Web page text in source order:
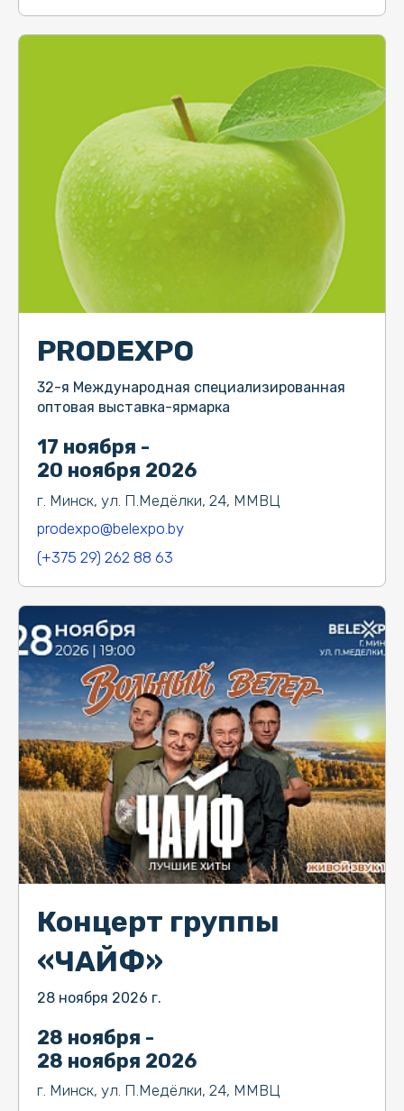
17 ноября -
20 ноября 2026
г. Минск, ул. П.Медёлки, 24, ММВЦ
prodexpo@belexpo.by
(+375 29) 262 88 63
PRODEXPO
32-я Международная специализированная
оптовая выставка-ярмарка
28 ноября -
28 ноября 2026
г. Минск, ул. П.Медёлки, 24, ММВЦ
Концерт группы
«ЧАЙФ»
28 ноября 2026 г.